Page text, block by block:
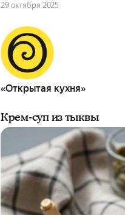
29 октября 2025
«Открытая кухня»
Крем-суп из тыквы